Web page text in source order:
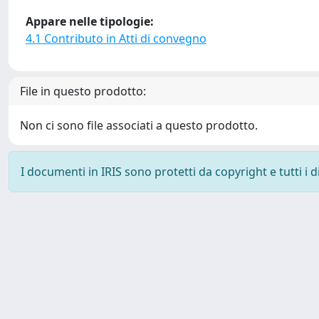
Appare nelle tipologie:
4.1 Contributo in Atti di convegno
File in questo prodotto:
Non ci sono file associati a questo prodotto.
I documenti in IRIS sono protetti da copyright e tutti i